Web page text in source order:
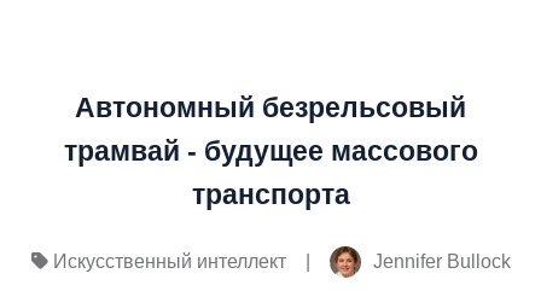
Автономный безрельсовый
трамвай - будущее массового
транспорта
Искусственный интеллект Jennifer Bullock